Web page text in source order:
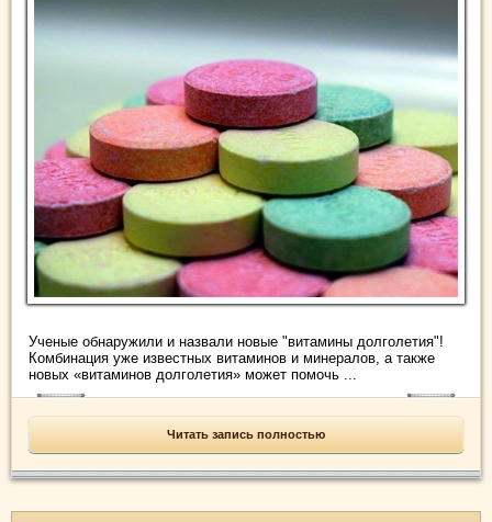
Ученые обнаружили и назвали новые "витамины долголетия"!
Комбинация уже известных витаминов и минералов, а также
новых «витаминов долголетия» может помочь ...
Читать запись полностью